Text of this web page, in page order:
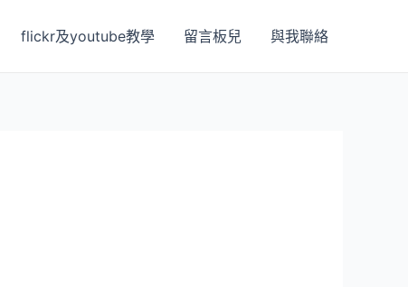
flickr及youtube教學 留言板兒 與我聯絡